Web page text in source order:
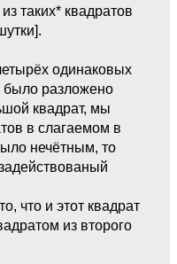
таких* квадратов
одинаковых
было разложено
квадрат, мы
в слагаемом в
нечётным, то
что и этот квадрат
из второго